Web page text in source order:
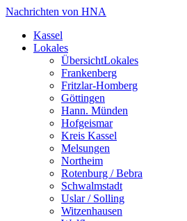
Nachrichten von HNA
Kassel
Lokales
ÜbersichtLokales
Frankenberg
Fritzlar-Homberg
Göttingen
Hann. Münden
Hofgeismar
Kreis Kassel
Melsungen
Northeim
Rotenburg / Bebra
Schwalmstadt
Uslar / Solling
Witzenhausen